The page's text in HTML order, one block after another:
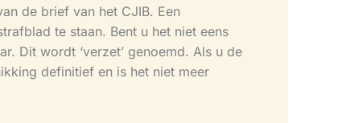
de brief van het CJIB. Een
te staan. Bent u het niet eens
Dit wordt ‘verzet’ genoemd. Als u de
definitief en is het niet meer